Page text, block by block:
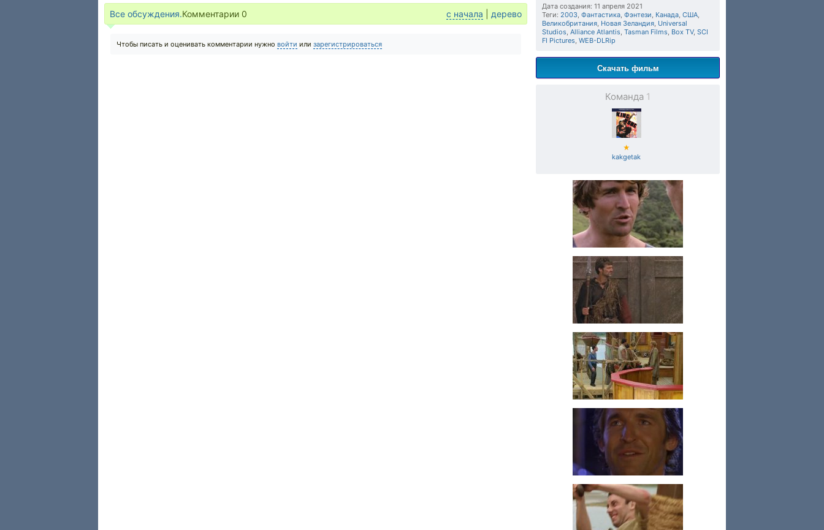
Все обсуждения.Комментарии 0 с начала дерево
Чтобы писать и оценивать комментарии нужно войти или зарегистрироваться
Дата создания: 11 апреля 2021
Теги: 2003, Фантастика, Фэнтези, Канада, США,
Великобритания, Новая Зеландия, Universal
Studios, Alliance Atlantis, Tasman Films, Box TV, SCI
FI Pictures, WEB-DLRip
Скачать фильм
Команда 1
★
kakgetak